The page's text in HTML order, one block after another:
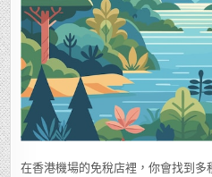
在香港機場的免稅店裡，你會找到